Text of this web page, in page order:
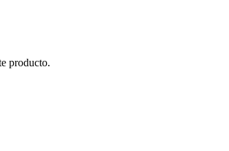
producto.